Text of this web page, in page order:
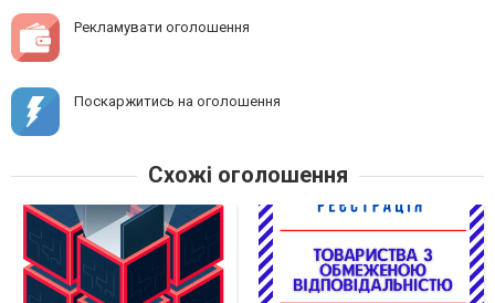
Рекламувати оголошення
Поскаржитись на оголошення
Схожі оголошення